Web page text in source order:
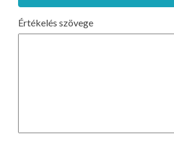
Értékelés szövege